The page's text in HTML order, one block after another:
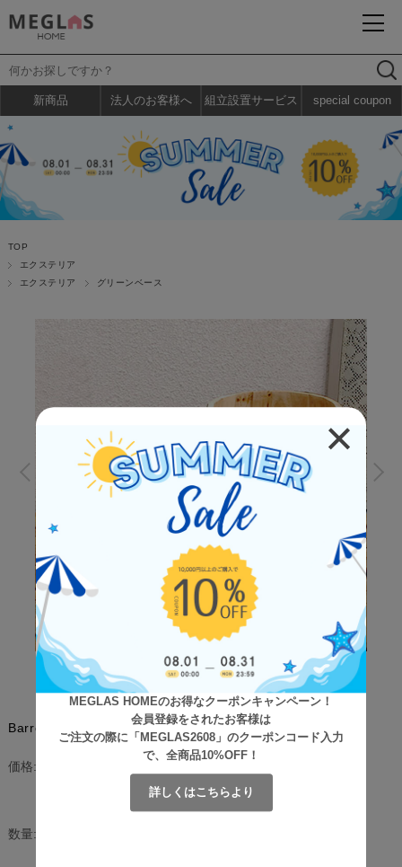
新商品 法人のお客様へ 組立設置サービス special coupon
MEGLAS HOMEのお得なクーポンキャンペーン！
会員登録をされたお客様は
ご注文の際に「MEGLAS2608」のクーポンコード入力
で、全商品10%OFF！
詳しくはこちらより
TOP
エクステリア
エクステリア
グリーンベース
Barrel（バレル） コーヒーバレルプランター
価格:
[ポイント還元 43ポイント～]
数量: